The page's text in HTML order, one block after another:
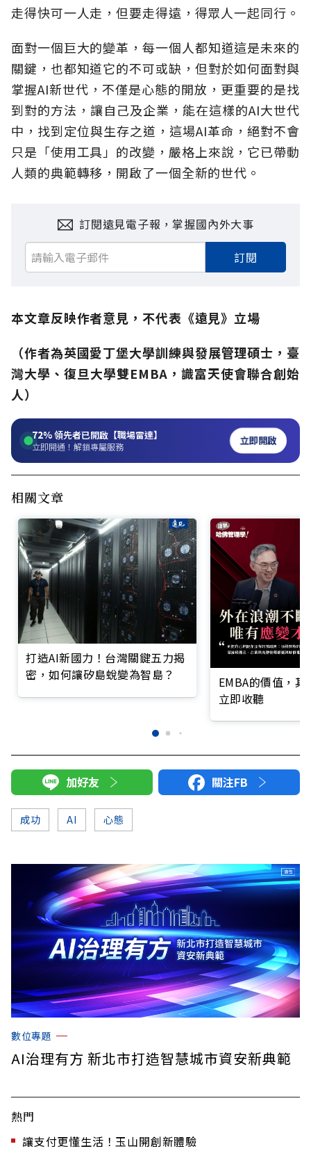
走得快可一人走，但要走得遠，得眾人一起同行。
面對一個巨大的變革，每一個人都知道這是未來的
關鍵，也都知道它的不可或缺，但對於如何面對與
掌握AI新世代，不僅是心態的開放，更重要的是找
到對的方法，讓自己及企業，能在這樣的AI大世代
中，找到定位與生存之道，這場AI革命，絕對不會
只是「使用工具」的改變，嚴格上來說，它已帶動
人類的典範轉移，開啟了一個全新的世代。
訂閱遠見電子報，掌握國內外大事
訂閱
本文章反映作者意見，不代表《遠見》立場
（作者為英國愛丁堡大學訓練與發展管理碩士，臺
灣大學、復旦大學雙EMBA，識富天使會聯合創始
人）
72%領先者已開啟【職場雷達】
立即開通！解鎖專屬服務 立即開啟
相關文章
打造AI新國力！台灣關鍵五力揭
密，如何讓矽島蛻變為智島？
EMBA的價值，
立即收聽
加好友 關注FB
成功 AI 心態
數位專題
AI治理有方 新北市打造智慧城市資安新典範
熱門
讓支付更懂生活！玉山開創新體驗